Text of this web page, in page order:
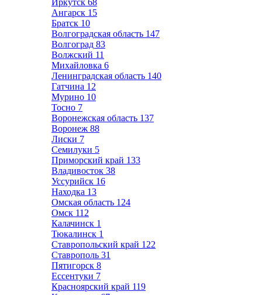
Иркутск 68
Ангарск 15
Братск 10
Волгоградская область 147
Волгоград 83
Волжский 11
Михайловка 6
Ленинградская область 140
Гатчина 12
Мурино 10
Тосно 7
Воронежская область 137
Воронеж 88
Лиски 7
Семилуки 5
Приморский край 133
Владивосток 38
Уссурийск 16
Находка 13
Омская область 124
Омск 112
Калачинск 1
Тюкалинск 1
Ставропольский край 122
Ставрополь 31
Пятигорск 8
Ессентуки 7
Красноярский край 119